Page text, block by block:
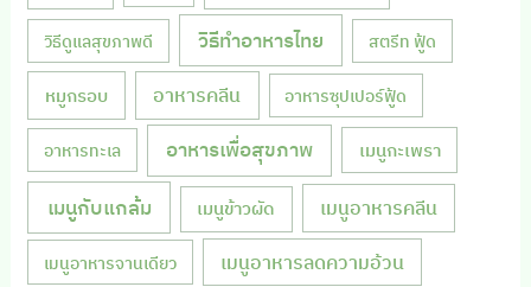
วิธีดูแลสุขภาพดี วิธีทำอาหารไทย สตรีท ฟู้ด
หมูกรอบ อาหารคลีน อาหารซุปเปอร์ฟู้ด
อาหารทะเล อาหารเพื่อสุขภาพ เมนูกะเพรา
เมนูกับแกล้ม เมนูข้าวผัด เมนูอาหารคลีน
เมนูอาหารจานเดียว เมนูอาหารลดความอ้วน